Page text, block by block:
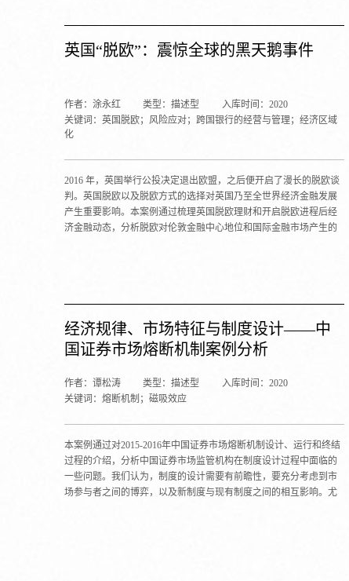
英国“脱欧”：震惊全球的黑天鹅事件
作者：涂永红 类型：描述型
入库时间：2020
关键词：英国脱欧；风险应对；跨国银行的经营与管理；经济区域
化
2016 年，英国举行公投决定退出欧盟，之后便开启了漫长的脱欧谈
判。英国脱欧以及脱欧方式的选择对英国乃至全世界经济金融发展
产生重要影响。本案例通过梳理英国脱欧理财和开启脱欧进程后经
济金融动态，分析脱欧对伦敦金融中心地位和国际金融市场产生的
经济规律、市场特征与制度设计——中
国证券市场熔断机制案例分析
作者：谭松涛 类型：描述型
入库时间：2020
关键词：熔断机制；磁吸效应
本案例通过对2015-2016年中国证券市场熔断机制设计、运行和终结
过程的介绍，分析中国证券市场监管机构在制度设计过程中面临的
一些问题。我们认为，制度的设计需要有前瞻性，要充分考虑到市
场参与者之间的博弈，以及新制度与现有制度之间的相互影响。尤